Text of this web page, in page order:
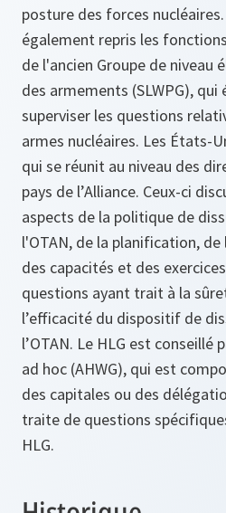
posture des forces
également repris les
de l'ancien Groupe de niveau
des armements (SLWPG),
superviser les questions
armes nucléaires. Les États-
qui se réunit au niveau des
pays de l’Alliance. Ceux-ci
aspects de la politique de
l'OTAN, de la planification,
des capacités et des
questions ayant trait à la
l’efficacité du dispositif de
l’OTAN. Le HLG est conseillé
ad hoc (AHWG), qui est
des capitales ou des
traite de questions
HLG.